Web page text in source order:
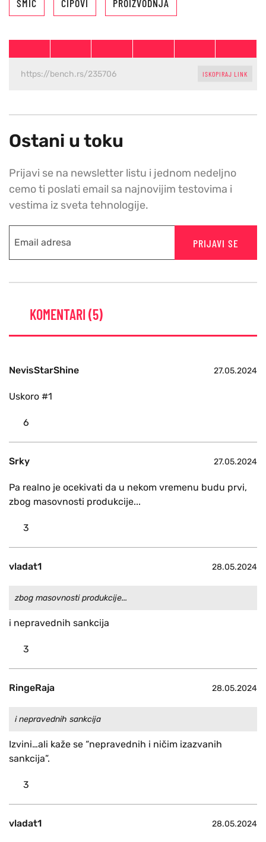
SMIC ČIPOVI PROIZVODNJA
ISKOPIRAJ LINK
Ostani u toku
Prijavi se na newsletter listu i jednom nedeljno
cemo ti poslati email sa najnovijim testovima i
vestima iz sveta tehnologije.
PRIJAVI SE
KOMENTARI (5)
NevisStarShine 27.05.2024
Uskoro #1
6
Srky 27.05.2024
Pa realno je ocekivati da u nekom vremenu budu prvi,
zbog masovnosti produkcije...
3
vladat1 28.05.2024
zbog masovnosti produkcije...
i nepravednih sankcija
3
RingeRaja 28.05.2024
i nepravednih sankcija
Izvini…ali kaže se “nepravednih i ničim izazvanih
sankcija”.
3
vladat1 28.05.2024